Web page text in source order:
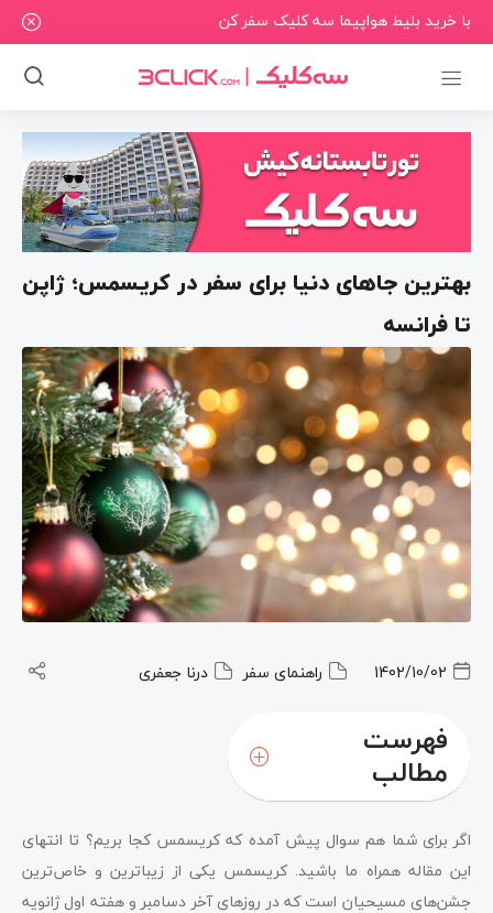
با خرید بلیط هواپیما سه کلیک سفر کن
بهترین جاهای دنیا برای سفر در کریسمس؛ ژاپن
تا فرانسه
1402/10/02 راهنمای سفر درنا جعفری
فهرست
مطالب
اگر برای شما هم سوال پیش آمده که کریسمس کجا بریم؟ تا انتهای
این مقاله همراه ما باشید. کریسمس یکی از زیباترین و خاص‌ترین
جشن‌های مسیحیان است که در روزهای آخر دسامبر و هفته اول ژانویه